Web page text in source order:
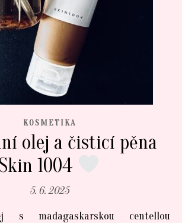
KOSMETIKA
olej a čisticí pěna
1004
5. 6. 2025